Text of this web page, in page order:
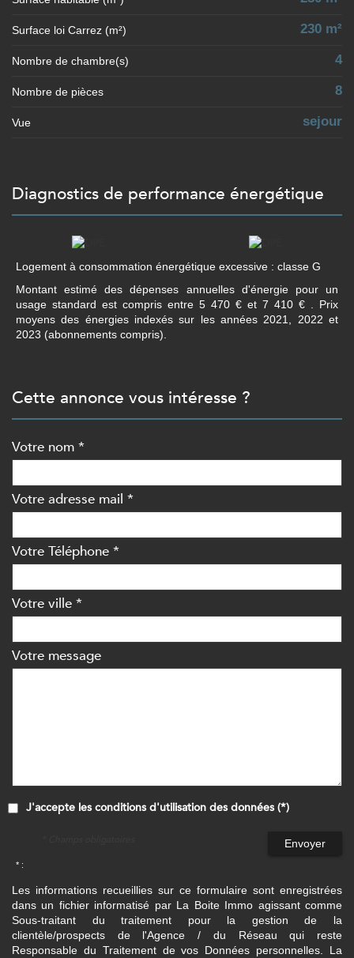
Surface loi Carrez (m²) 230 m²
Nombre de chambre(s) 4
Nombre de pièces 8
Vue sejour
diagnostics de performance énergétique
Logement à consommation énergétique excessive : classe G
Montant estimé des dépenses annuelles d'énergie pour un
usage standard est compris entre 5 470 € et 7 410 € . Prix
moyens des énergies indexés sur les années 2021, 2022 et
2023 (abonnements compris).
cette annonce vous intéresse ?
Votre nom *
Votre adresse mail *
Votre Téléphone *
Votre ville *
Votre message
J'accepte les conditions d'utilisation des données (*)
Envoyer
* :
Les informations recueillies sur ce formulaire sont enregistrées
dans un fichier informatisé par La Boite Immo agissant comme
Sous-traitant du traitement pour la gestion de la
clientèle/prospects de l'Agence / du Réseau qui reste
Responsable du Traitement de vos Données personnelles. La